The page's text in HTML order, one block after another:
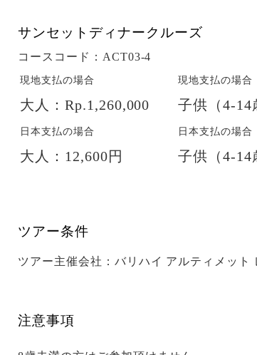
サンセットディナークルーズ
コースコード：ACT03-4
現地支払の場合
大人：Rp.1,260,000
現地支払の場合
子供（4-14
日本支払の場合
大人：12,600円
日本支払の場合
子供（4-14
ツアー条件
ツアー主催会社：バリハイ アルティメット
注意事項